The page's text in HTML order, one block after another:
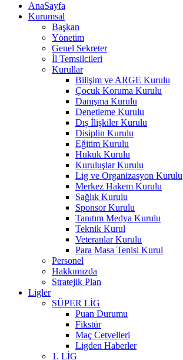
AnaSayfa
Kurumsal
Başkan
Yönetim
Genel Sekreter
İl Temsilcileri
Kurullar
Bilişim ve ARGE Kurulu
Çocuk Koruma Kurulu
Danışma Kurulu
Denetleme Kurulu
Dış İlişkiler Kurulu
Disiplin Kurulu
Eğitim Kurulu
Hukuk Kurulu
Kuruluşlar Kurulu
Lig ve Organizasyon Kurulu
Merkez Hakem Kurulu
Sağlık Kurulu
Sponsor Kurulu
Tanıtım Medya Kurulu
Teknik Kurul
Veteranlar Kurulu
Para Masa Tenisi Kurul
Personel
Hakkımızda
Stratejik Plan
Ligler
SÜPER LİG
Puan Durumu
Fikstür
Maç Cetvelleri
Ligden Haberler
1. LİG